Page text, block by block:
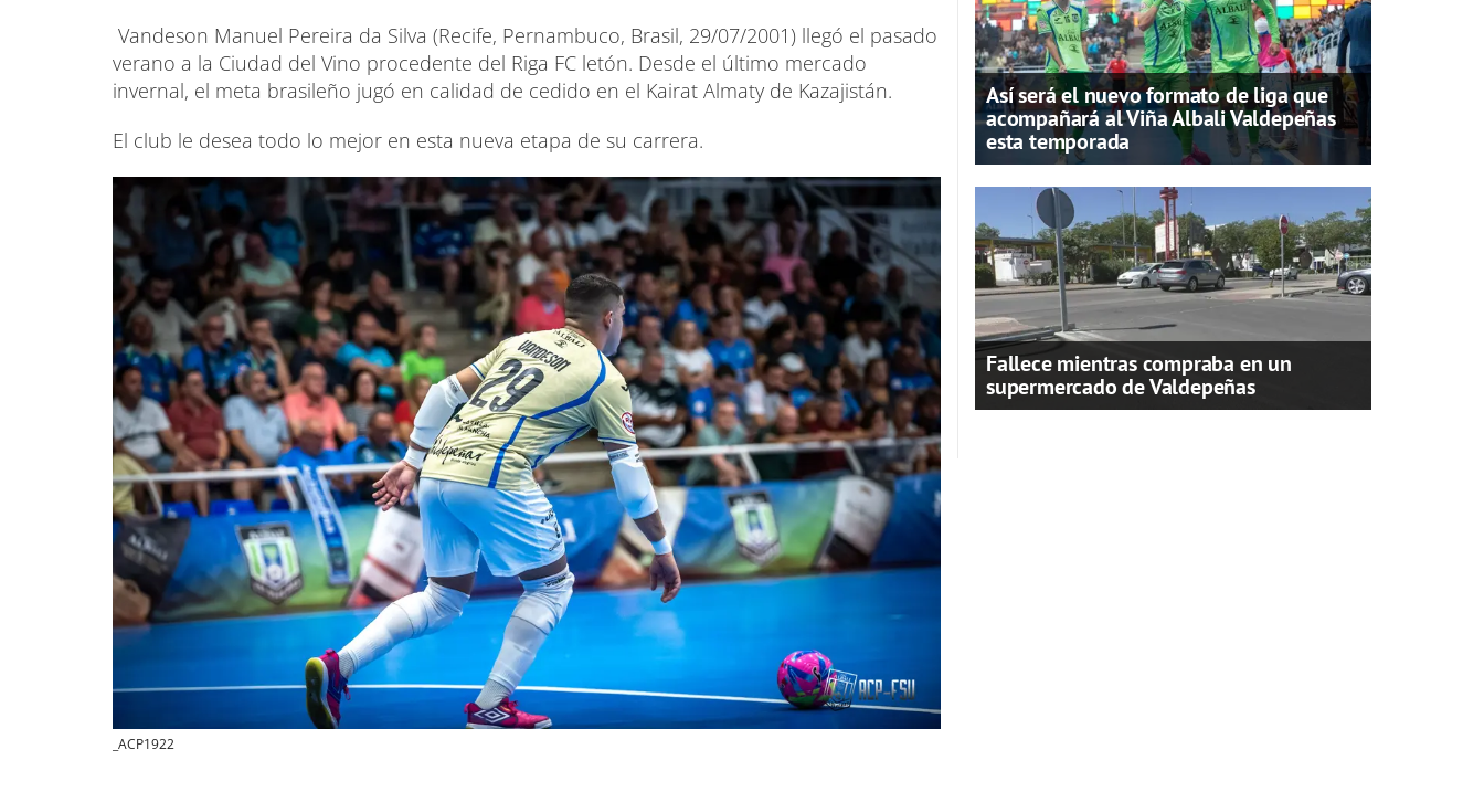
Vandeson Manuel Pereira da Silva (Recife, Pernambuco, Brasil, 29/07/2001) llegó el pasado
verano a la Ciudad del Vino procedente del Riga FC letón. Desde el último mercado
invernal, el meta brasileño jugó en calidad de cedido en el Kairat Almaty de Kazajistán.
El club le desea todo lo mejor en esta nueva etapa de su carrera.
_ACP1922
Así será el nuevo formato de liga que
acompañará al Viña Albali Valdepeñas
esta temporada
Fallece mientras compraba en un
supermercado de Valdepeñas